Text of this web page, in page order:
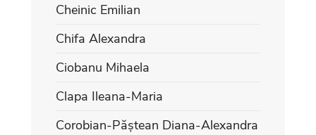
Cheinic Emilian
Chifa Alexandra
Ciobanu Mihaela
Clapa Ileana-Maria
Corobian-Păștean Diana-Alexandra